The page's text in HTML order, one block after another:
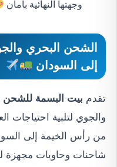
وجهتها النهائية بأمان
الشحن البحري
إلى السودان
تقدم بيت البسمة للشحن
والجوي لتلبية احتياجات
من رأس الخيمة إلى
شاحنات وحاويات مجهزة